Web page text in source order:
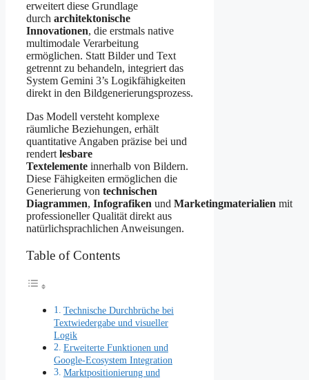
erweitert diese Grundlage
durch architektonische
Innovationen, die erstmals native
multimodale Verarbeitung
ermöglichen. Statt Bilder und Text
getrennt zu behandeln, integriert das
System Gemini 3’s Logikfähigkeiten
direkt in den Bildgenerierungsprozess.
Das Modell versteht komplexe
räumliche Beziehungen, erhält
quantitative Angaben präzise bei und
rendert lesbare
Textelemente innerhalb von Bildern.
Diese Fähigkeiten ermöglichen die
Generierung von technischen
Diagrammen, Infografiken und Marketingmaterialien mit
professioneller Qualität direkt aus
natürlichsprachlichen Anweisungen.
Table of Contents
Technische Durchbrüche bei
Textwiedergabe und visueller
Logik
Erweiterte Funktionen und
Google-Ecosystem Integration
Marktpositionierung und